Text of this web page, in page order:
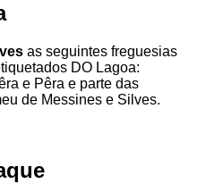
as seguintes freguesias
DO Lagoa:
e Pêra e parte das
de Messines e Silves.